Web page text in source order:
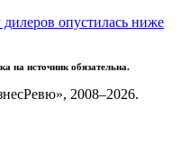
опустилась ниже
на источник обязательна.
2008–2026.